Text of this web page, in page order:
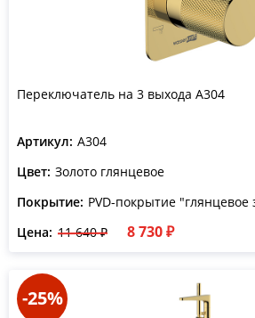
Переключатель на 3 выхода A304
Артикул: A304
Цвет: Золото глянцевое
Покрытие: PVD-покрытие "глянцевое
Цена: 11 640 ₽ 8 730 ₽
-25%